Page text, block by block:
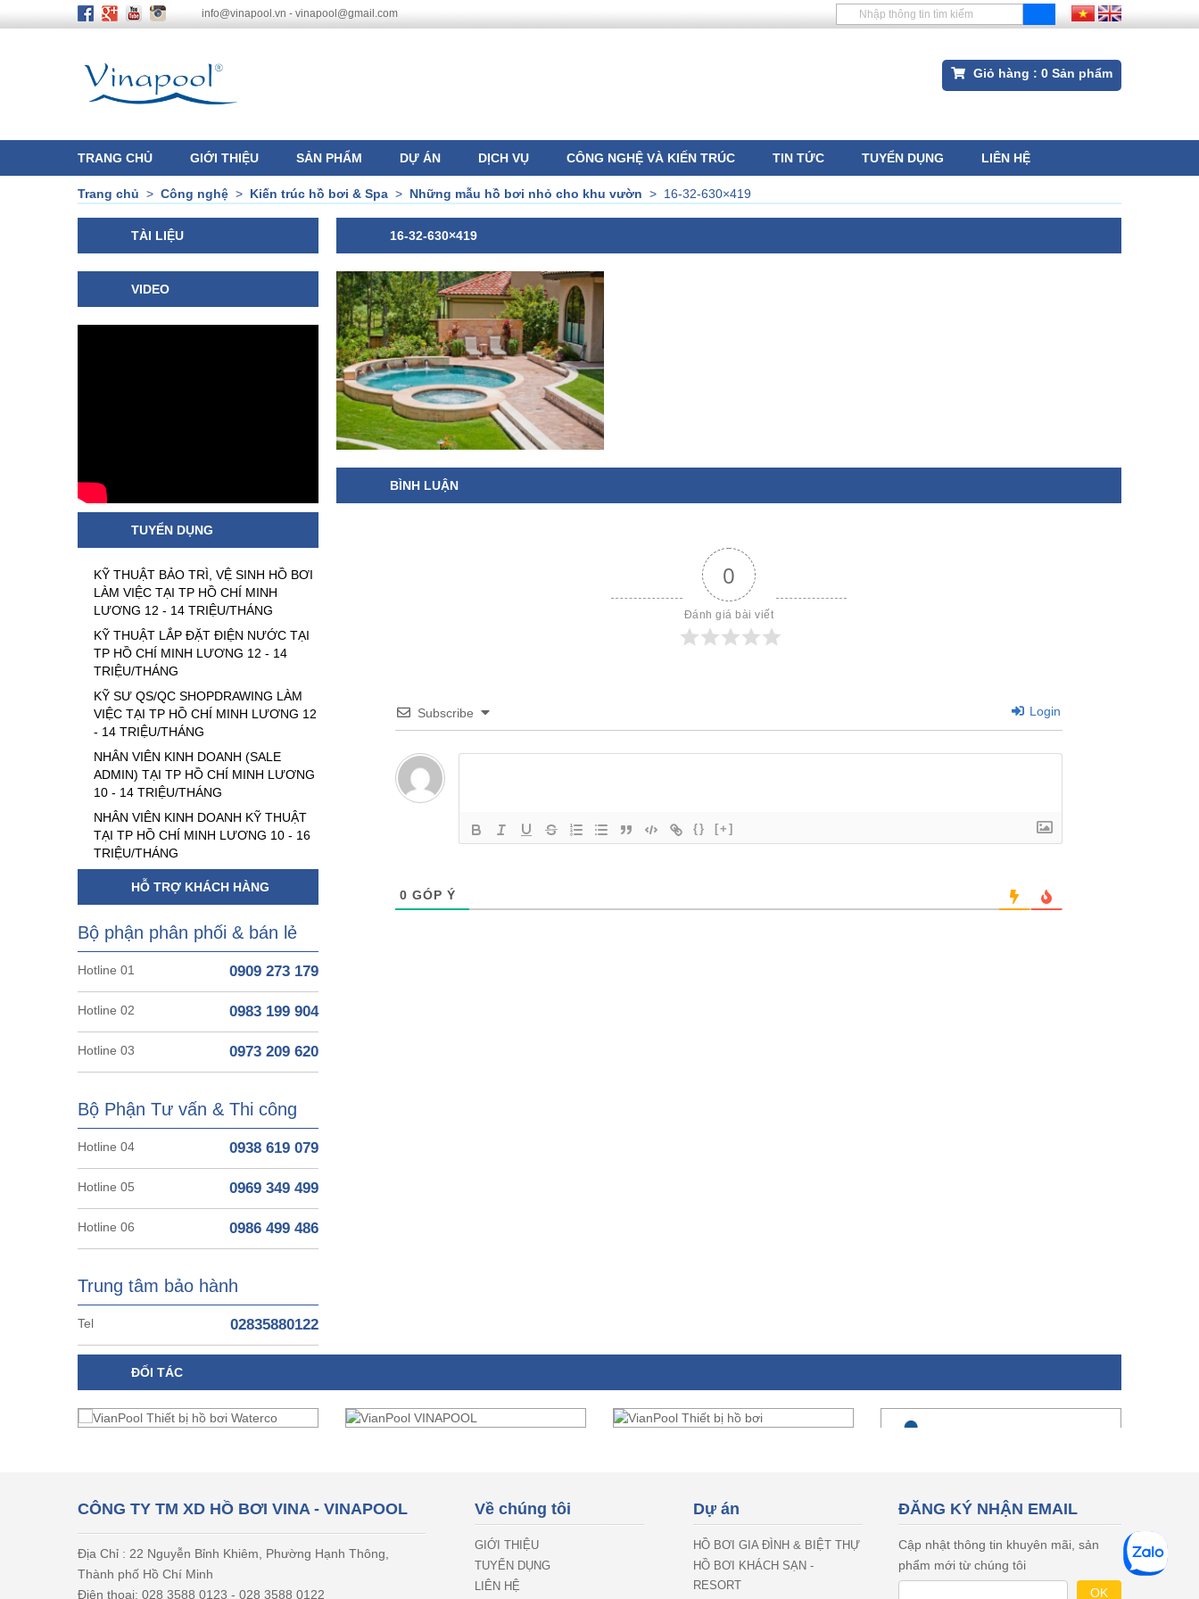
info@vinapool.vn - vinapool@gmail.com
Giỏ hàng : 0 Sản phẩm
TRANG CHỦ GIỚI THIỆU SẢN PHẨM DỰ ÁN DỊCH VỤ CÔNG NGHỆ VÀ KIẾN TRÚC TIN TỨC TUYỂN DỤNG LIÊN HỆ
Trang chủ > Công nghệ > Kiến trúc hồ bơi & Spa > Những mẫu hồ bơi nhỏ cho khu vườn > 16-32-630×419
TÀI LIỆU
VIDEO
TUYỂN DỤNG
KỸ THUẬT BẢO TRÌ, VỆ SINH HỒ BƠI
LÀM VIỆC TẠI TP HỒ CHÍ MINH
LƯƠNG 12 - 14 TRIỆU/THÁNG
KỸ THUẬT LẮP ĐẶT ĐIỆN NƯỚC TẠI
TP HỒ CHÍ MINH LƯƠNG 12 - 14
TRIỆU/THÁNG
KỸ SƯ QS/QC SHOPDRAWING LÀM
VIỆC TẠI TP HỒ CHÍ MINH LƯƠNG 12
- 14 TRIỆU/THÁNG
NHÂN VIÊN KINH DOANH (SALE
ADMIN) TẠI TP HỒ CHÍ MINH LƯƠNG
10 - 14 TRIỆU/THÁNG
NHÂN VIÊN KINH DOANH KỸ THUẬT
TẠI TP HỒ CHÍ MINH LƯƠNG 10 - 16
TRIỆU/THÁNG
HỖ TRỢ KHÁCH HÀNG
Bộ phận phân phối & bán lẻ
Hotline 01 0909 273 179
Hotline 02 0983 199 904
Hotline 03 0973 209 620
Bộ Phận Tư vấn & Thi công
Hotline 04 0938 619 079
Hotline 05 0969 349 499
Hotline 06 0986 499 486
Trung tâm bảo hành
Tel 02835880122
16-32-630×419
BÌNH LUẬN
0
Đánh giá bài viết
Subscribe Login
{} [+]
0 GÓP Ý
ĐỐI TÁC
CÔNG TY TM XD HỒ BƠI VINA - VINAPOOL
Địa Chỉ : 22 Nguyễn Bỉnh Khiêm, Phường Hạnh Thông,
Thành phố Hồ Chí Minh
Điện thoại: 028 3588 0123 - 028 3588 0122
Về chúng tôi
GIỚI THIỆU
TUYỂN DỤNG
LIÊN HỆ
Dự án
HỒ BƠI GIA ĐÌNH & BIỆT THỰ
HỒ BƠI KHÁCH SẠN -
RESORT
ĐĂNG KÝ NHẬN EMAIL
Cập nhật thông tin khuyên mãi, sản
phẩm mới từ chúng tôi